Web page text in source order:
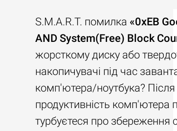
S.M.A.R.T. помилка «0xEB
AND System(Free) Block
жорсткому диску або
накопичувачі під час
комп'ютера/ноутбука? Після
продуктивність комп'ютера
турбуєтеся про збереження